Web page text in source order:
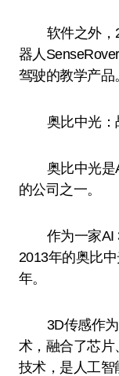
软件之外
器人
驾驶的教学产品
奥比中光
奥比中光是
的公司之一。
作为一家AI
2013年的奥比
年。
3D传感作
术，融合了芯
技术，是人工